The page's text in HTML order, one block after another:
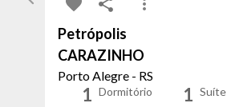
Petrópolis
CARAZINHO
Porto Alegre - RS
1 Dormitório 1 Suíte